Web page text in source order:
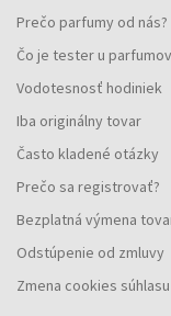
Prečo parfumy od nás?
Čo je tester u
Vodotesnosť hodiniek
Iba originálny tovar
Často kladené otázky
Prečo sa registrovať?
Bezplatná výmena
Odstúpenie od zmluvy
Zmena cookies súhlasu